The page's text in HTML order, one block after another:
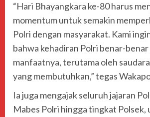
“Hari Bhayangkara ke-80 harus
momentum untuk semakin
Polri dengan masyarakat. Kami
bahwa kehadiran Polri benar-
manfaatnya, terutama oleh
yang membutuhkan,” tegas
Ia juga mengajak seluruh jajaran
Mabes Polri hingga tingkat Polsek,